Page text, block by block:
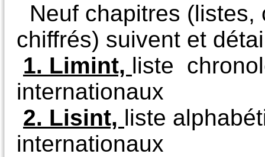
Neuf chapitres (listes,
chiffrés) suivent et
1. Limint, liste
internationaux
2. Lisint, liste
internationaux